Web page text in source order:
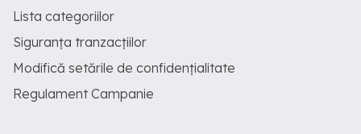
Lista categoriilor
Siguranța tranzacțiilor
Modifică setările de confidențialitate
Regulament Campanie